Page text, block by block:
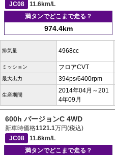
JC08
11.6km/L
満タンでどこまで走る？
974.4km
排気量 4968cc
ミッション フロアCVT
最大出力 394ps/6400rpm
生産期間
2014年04月～201
4年09月
600h バージョンC 4WD
新車時価格1121.1万円(税込)
JC08
11.6km/L
満タンでどこまで走る？